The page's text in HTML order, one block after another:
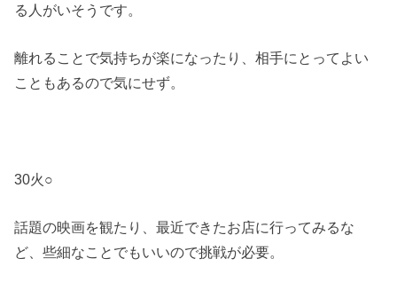
る人がいそうです。
離れることで気持ちが楽になったり、相手にとってよい
こともあるので気にせず。
30火○
話題の映画を観たり、最近できたお店に行ってみるな
ど、些細なことでもいいので挑戦が必要。